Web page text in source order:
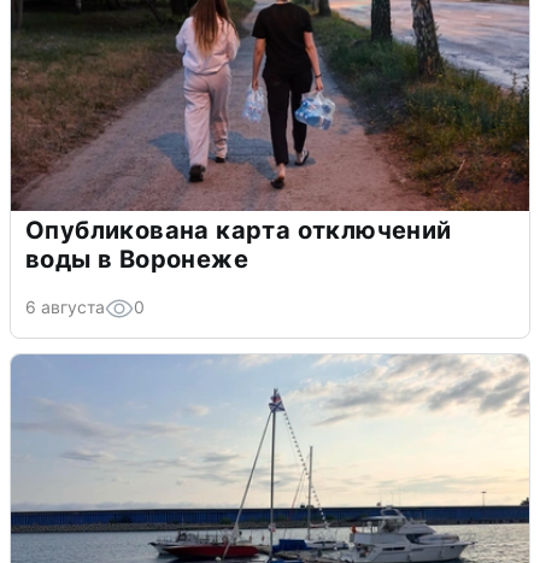
Опубликована карта отключений
воды в Воронеже
6 августа 0